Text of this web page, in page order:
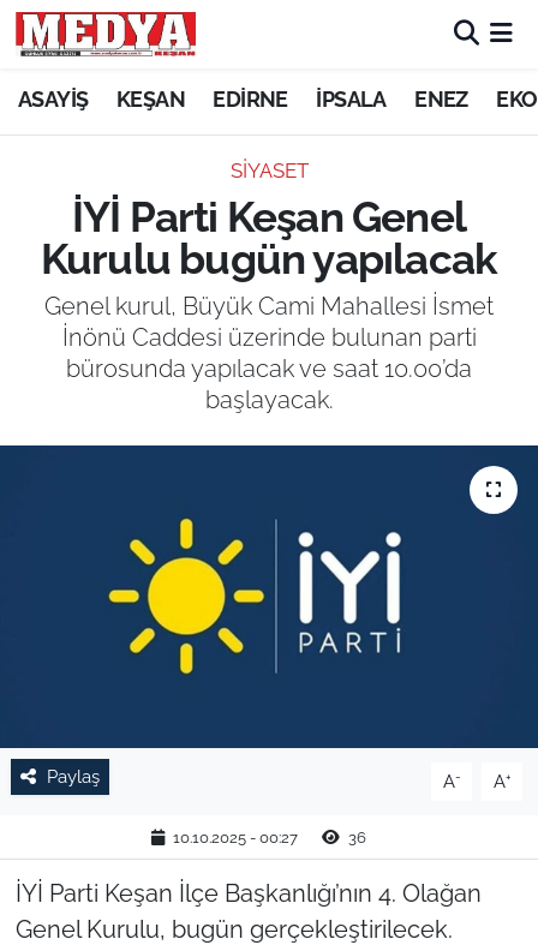
ASAYİŞ KEŞAN EDİRNE İPSALA ENEZ
SİYASET
İYİ Parti Keşan Genel
Kurulu bugün yapılacak
Genel kurul, Büyük Cami Mahallesi İsmet
İnönü Caddesi üzerinde bulunan parti
bürosunda yapılacak ve saat 10.00’da
başlayacak.
Paylaş A- A+
10.10.2025 - 00:27 36
İYİ Parti Keşan İlçe Başkanlığı’nın 4. Olağan
Genel Kurulu, bugün gerçekleştirilecek.
KEŞAN
ASAYİŞ
SİYASET
GÜNDEM
TARIM VE HAYVANCILIK
KÜLTÜR SANAT
SPOR
EDİRNE